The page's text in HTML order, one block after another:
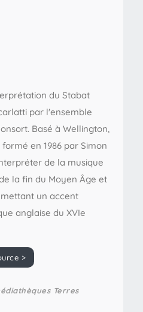
du Stabat
par l'ensemble
Basé à Wellington,
en 1986 par Simon
de la musique
la fin du Moyen Âge et
un accent
anglaise du XVIe
>
Terres